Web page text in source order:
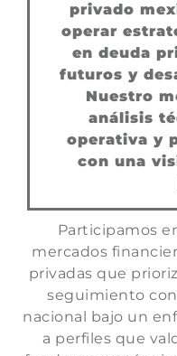
privado
operar
en deuda
futuros y
Nuestro
análisis
operativa y
con una
Participamos
mercados
privadas que
seguimiento
nacional bajo un
a perfiles que